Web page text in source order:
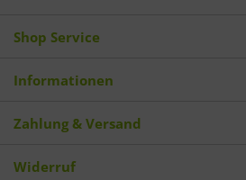
Shop Service
Informationen
Zahlung & Versand
Widerruf